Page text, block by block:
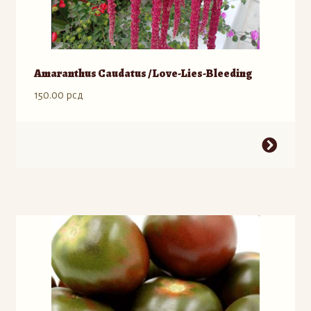
Amaranthus Caudatus / Love-Lies-Bleeding
150.00 рсд
varijanti.
Opcije
mogu
izabrane